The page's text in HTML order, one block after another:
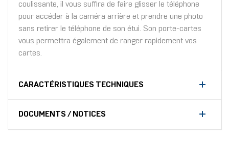
coulissante, il vous suffira de faire glisser le téléphone
pour accéder à la caméra arrière et prendre une photo
sans retirer le téléphone de son étui. Son porte-cartes
vous permettra également de ranger rapidement vos
cartes.
CARACTÉRISTIQUES TECHNIQUES
DOCUMENTS / NOTICES